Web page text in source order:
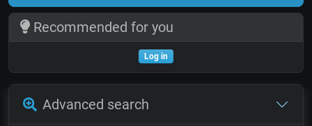
Recommended for you
Log in
Advanced search